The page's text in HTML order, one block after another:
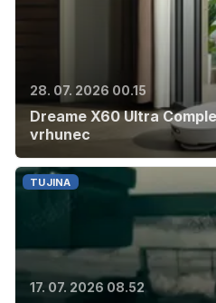
28. 07. 2026 00.15
Dreame X60 Ultra
vrhunec
TUJINA
17. 07. 2026 08.52